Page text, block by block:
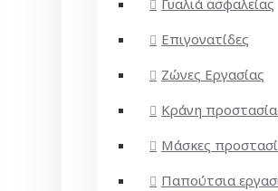
Γυαλιά ασφαλείας
Επιγονατίδες
Ζώνες Εργασίας
Κράνη
Μάσκες
Παπούτσια